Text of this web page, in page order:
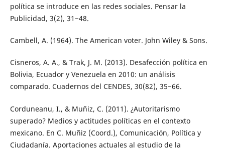
política se introduce en las redes sociales. Pensar la
Publicidad, 3(2), 31−48.
Cambell, A. (1964). The American voter. John Wiley & Sons.
Cisneros, A. A., & Trak, J. M. (2013). Desafección política en
Bolivia, Ecuador y Venezuela en 2010: un análisis
comparado. Cuadernos del CENDES, 30(82), 35−66.
Corduneanu, I., & Muñiz, C. (2011). ¿Autoritarismo
superado? Medios y actitudes políticas en el contexto
mexicano. En C. Muñiz (Coord.), Comunicación, Política y
Ciudadanía. Aportaciones actuales al estudio de la